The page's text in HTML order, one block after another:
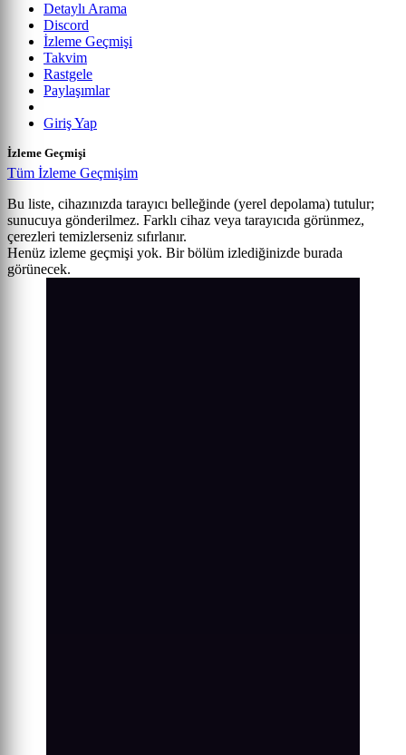
Detaylı Arama
Discord
İzleme Geçmişi
Takvim
Rastgele
Paylaşımlar
Giriş Yap
İzleme Geçmişi
Tüm İzleme Geçmişim
Bu liste, cihazınızda tarayıcı belleğinde (yerel depolama) tutulur;
sunucuya gönderilmez. Farklı cihaz veya tarayıcıda görünmez,
çerezleri temizlerseniz sıfırlanır.
Henüz izleme geçmişi yok. Bir bölüm izlediğinizde burada
görünecek.